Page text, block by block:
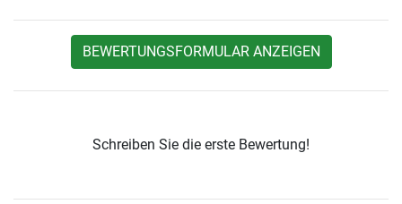
BEWERTUNGSFORMULAR ANZEIGEN
Schreiben Sie die erste Bewertung!